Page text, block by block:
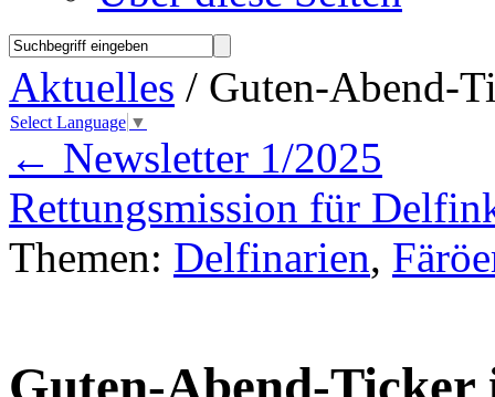
Aktuelles / Guten-Abend-
Select Language ▼
← Newsletter 1/2025
Rettungsmission für
Themen: Delfinarien,